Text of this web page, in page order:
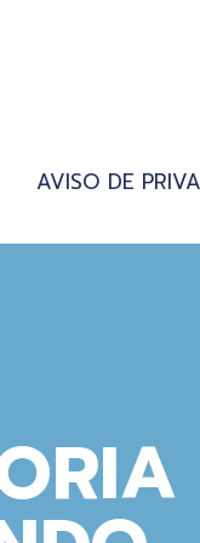
AVISO DE